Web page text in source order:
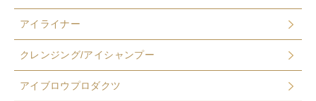
アイライナー
クレンジング/アイシャンプー
アイブロウプロダクツ